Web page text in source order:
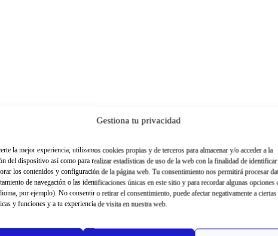
Gestiona tu privacidad
la mejor experiencia, utilizamos cookies propias y de terceros para almacenar y/o acceder a la
del dispositivo así como para realizar estadísticas de uso de la web con la finalidad de
los contenidos y configuración de la página web. Tu consentimiento nos permitirá procesar
de navegación o las identificaciones únicas en este sitio y para recordar algunas opciones
por ejemplo). No consentir o retirar el consentimiento, puede afectar negativamente a ciertas
y funciones y a tu experiencia de visita en nuestra web.